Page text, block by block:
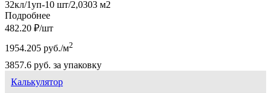
32кл/1уп-10 шт/2,0303 м2
Подробнее
482.20 ₽/шт
1954.205 руб./м2
3857.6 руб. за упаковку
Калькулятор